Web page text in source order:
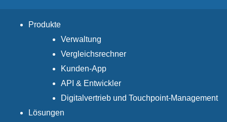
Produkte
Verwaltung
Vergleichsrechner
Kunden-App
API & Entwickler
Digitalvertrieb und Touchpoint-Management
Lösungen